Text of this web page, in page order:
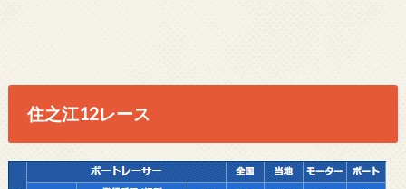
住之江12レース